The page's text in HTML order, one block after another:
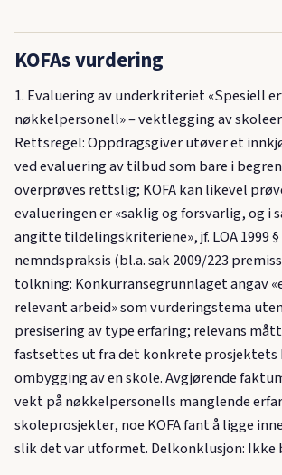
KOFAs vurdering
1. Evaluering av underkriteriet «Spesiell
nøkkelpersonell» – vektlegging av
Rettsregel: Oppdragsgiver utøver et
ved evaluering av tilbud som bare i
overprøves rettslig; KOFA kan likevel
evalueringen er «saklig og forsvarlig, og i
angitte tildelingskriteriene», jf. LOA 1999
nemndspraksis (bl.a. sak 2009/223 premiss
tolkning: Konkurransegrunnlaget angav
relevant arbeid» som vurderingstema
presisering av type erfaring; relevans
fastsettes ut fra det konkrete prosjektets
ombygging av en skole. Avgjørende
vekt på nøkkelpersonells manglende
skoleprosjekter, noe KOFA fant å ligge
slik det var utformet. Delkonklusjon: Ikke